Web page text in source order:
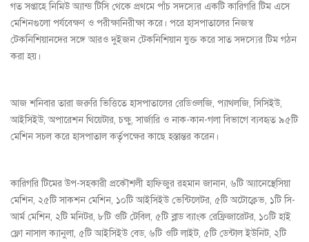
গত সপ্তাহে নিমিউ অ্যান্ড টিসি থেকে প্রথমে পাঁচ সদস্যের একটি কারিগরি টিম এসে
মেশিনগুলো পর্যবেক্ষণ ও পরীক্ষানিরীক্ষা করে। পরে হাসপাতালের নিজস্ব
টেকনিশিয়ানদের সঙ্গে আরও দুইজন টেকনিশিয়ান যুক্ত করে সাত সদস্যের টিম গঠন
করা হয়।
আজ শনিবার তারা জরুরি ভিত্তিতে হাসপাতালের রেডিওলজি, প্যাথলজি, সিসিইউ,
আইসিইউ, অপারেশন থিয়েটার, চক্ষু, সার্জারি ও নাক-কান-গলা বিভাগে ব্যবহৃত ৯৫টি
মেশিন সচল করে হাসপাতাল কর্তৃপক্ষের কাছে হস্তান্তর করেন।
কারিগরি টিমের উপ-সহকারী প্রকৌশলী হাফিজুর রহমান জানান, ৬টি অ্যানেস্থেসিয়া
মেশিন, ২৫টি সাকশন মেশিন, ১০টি আইসিইউ ভেন্টিলেটর, ৫টি অটোক্লেভ, ১টি সি-
আর্ম মেশিন, ২টি মনিটর, ৮টি ওটি টেবিল, ৫টি ব্লাড ব্যাংক রেফ্রিজারেটর, ১০টি হাই
ফ্লো নাসাল ক্যানুলা, ৫টি আইসিইউ বেড, ৬টি ওটি লাইট, ৫টি ডেন্টাল ইউনিট, ২টি